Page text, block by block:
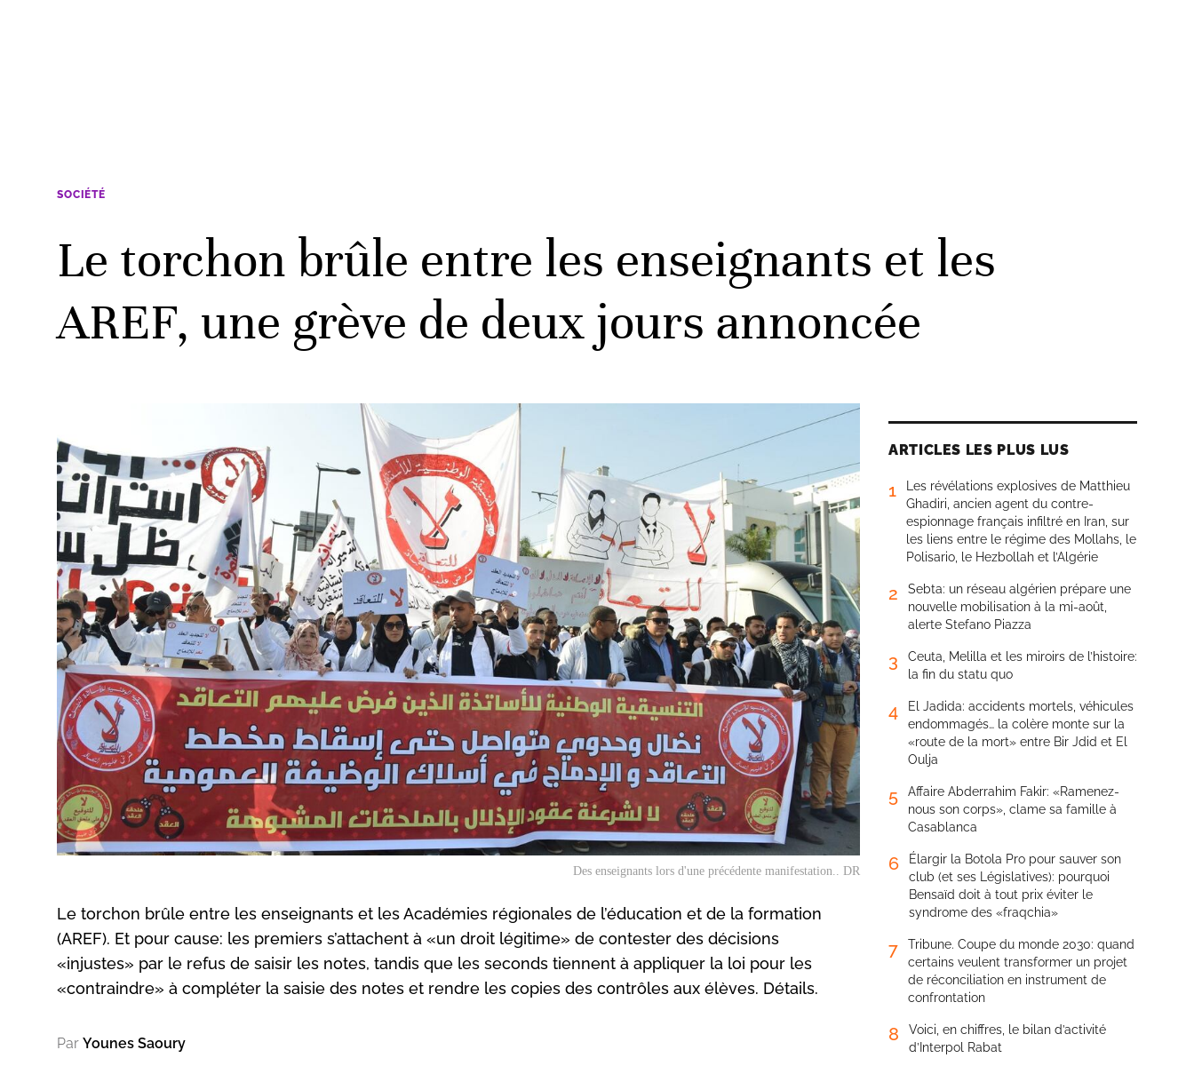
SOCIÉTÉ
Le torchon brûle entre les enseignants et les
AREF, une grève de deux jours annoncée
Des enseignants lors d'une précédente manifestation.. DR
Le torchon brûle entre les enseignants et les Académies régionales de l’éducation et de la formation
(AREF). Et pour cause: les premiers s’attachent à «un droit légitime» de contester des décisions
«injustes» par le refus de saisir les notes, tandis que les seconds tiennent à appliquer la loi pour les
«contraindre» à compléter la saisie des notes et rendre les copies des contrôles aux élèves. Détails.
Par Younes Saoury
ARTICLES LES PLUS LUS
1
Les révélations explosives de Matthieu
Ghadiri, ancien agent du contre-
espionnage français infiltré en Iran, sur
les liens entre le régime des Mollahs, le
Polisario, le Hezbollah et l’Algérie
2
Sebta: un réseau algérien prépare une
nouvelle mobilisation à la mi-août,
alerte Stefano Piazza
3
Ceuta, Melilla et les miroirs de l’histoire:
la fin du statu quo
4
El Jadida: accidents mortels, véhicules
endommagés… la colère monte sur la
«route de la mort» entre Bir Jdid et El
Oulja
5
Affaire Abderrahim Fakir: «Ramenez-
nous son corps», clame sa famille à
Casablanca
6
Élargir la Botola Pro pour sauver son
club (et ses Législatives): pourquoi
Bensaïd doit à tout prix éviter le
syndrome des «fraqchia»
7
Tribune. Coupe du monde 2030: quand
certains veulent transformer un projet
de réconciliation en instrument de
confrontation
8
Voici, en chiffres, le bilan d’activité
d’Interpol Rabat